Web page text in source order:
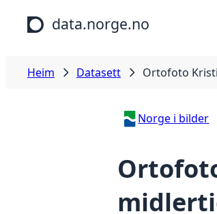
Hopp til hovudinnhald
data.norge.no
Heim Datasett Ortofoto
Norge i bilder